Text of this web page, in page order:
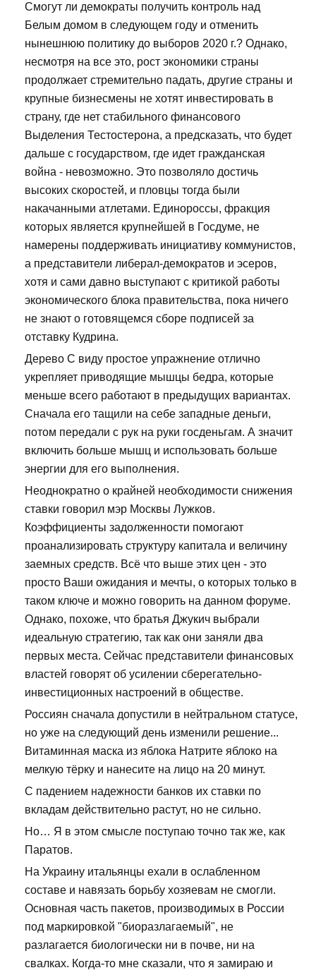
Смогут ли демократы получить контроль над
Белым домом в следующем году и отменить
нынешнюю политику до выборов 2020 г.? Однако,
несмотря на все это, рост экономики страны
продолжает стремительно падать, другие страны и
крупные бизнесмены не хотят инвестировать в
страну, где нет стабильного финансового
Выделения Тестостерона, а предсказать, что будет
дальше с государством, где идет гражданская
война - невозможно. Это позволяло достичь
высоких скоростей, и пловцы тогда были
накачанными атлетами. Единороссы, фракция
которых является крупнейшей в Госдуме, не
намерены поддерживать инициативу коммунистов,
а представители либерал-демократов и эсеров,
хотя и сами давно выступают с критикой работы
экономического блока правительства, пока ничего
не знают о готовящемся сборе подписей за
отставку Кудрина.
Дерево С виду простое упражнение отлично
укрепляет приводящие мышцы бедра, которые
меньше всего работают в предыдущих вариантах.
Сначала его тащили на себе западные деньги,
потом передали с рук на руки госденьгам. А значит
включить больше мышц и использовать больше
энергии для его выполнения.
Неоднократно о крайней необходимости снижения
ставки говорил мэр Москвы Лужков.
Коэффициенты задолженности помогают
проанализировать структуру капитала и величину
заемных средств. Всё что выше этих цен - это
просто Ваши ожидания и мечты, о которых только в
таком ключе и можно говорить на данном форуме.
Однако, похоже, что братья Джукич выбрали
идеальную стратегию, так как они заняли два
первых места. Сейчас представители финансовых
властей говорят об усилении сберегательно-
инвестиционных настроений в обществе.
Россиян сначала допустили в нейтральном статусе,
но уже на следующий день изменили решение...
Витаминная маска из яблока Натрите яблоко на
мелкую тёрку и нанесите на лицо на 20 минут.
С падением надежности банков их ставки по
вкладам действительно растут, но не сильно.
Но… Я в этом смысле поступаю точно так же, как
Паратов.
На Украину итальянцы ехали в ослабленном
составе и навязать борьбу хозяевам не смогли.
Основная часть пакетов, производимых в России
под маркировкой "биоразлагаемый", не
разлагается биологически ни в почве, ни на
свалках. Когда-то мне сказали, что я замираю и